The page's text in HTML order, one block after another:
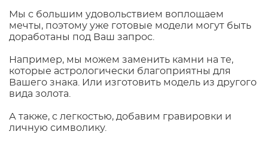
Мы с большим удовольствием воплощаем
мечты, поэтому уже готовые модели могут быть
доработаны под Ваш запрос.
Например, мы можем заменить камни на те,
которые астрологически благоприятны для
Вашего знака. Или изготовить модель из другого
вида золота.
А также, с легкостью, добавим гравировки и
личную символику.